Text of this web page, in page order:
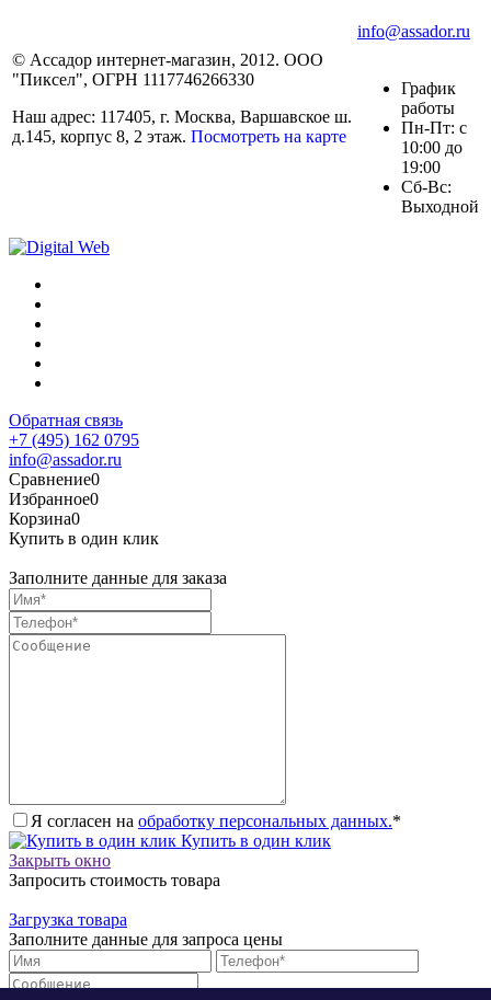
© Ассадор интернет-магазин, 2012. ООО
"Пиксел", ОГРН 1117746266330
Наш адрес: 117405, г. Москва, Варшавское ш.
д.145, корпус 8, 2 этаж. Посмотреть на карте
info@assador.ru
График
работы
Пн-Пт: с
10:00 до
19:00
Сб-Вс:
Выходной
Обратная связь
+7 (495) 162 0795
info@assador.ru
Сравнение0
Избранное0
Корзина0
Купить в один клик
Заполните данные для заказа
Я согласен на обработку персональных данных.*
Купить в один клик
Закрыть окно
Запросить стоимость товара
Загрузка товара
Заполните данные для запроса цены